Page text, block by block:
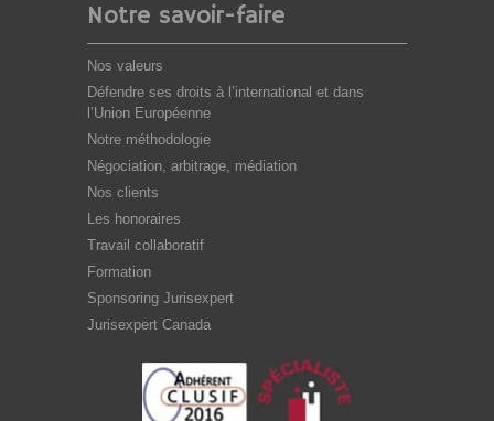
Notre savoir-faire
Nos valeurs
Défendre ses droits à l’international et dans
l’Union Européenne
Notre méthodologie
Négociation, arbitrage, médiation
Nos clients
Les honoraires
Travail collaboratif
Formation
Sponsoring Jurisexpert
Jurisexpert Canada